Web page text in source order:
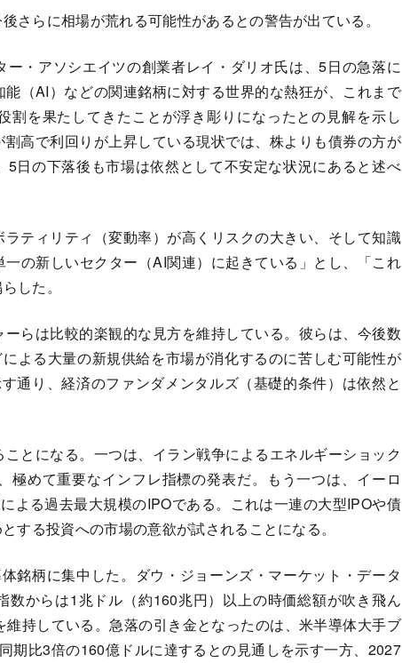
さらに相場が荒れる可能性があるとの警告が出ている。
・アソシエイツの創業者レイ・ダリオ氏は、5日の急落に
（AI）などの関連銘柄に対する世界的な熱狂が、これまで
割を果たしてきたことが浮き彫りになったとの見解を示し
高で利回りが上昇している現状では、株よりも債券の方が
日の下落後も市場は依然として不安定な状況にあると述べ
ティリティ（変動率）が高くリスクの大きい、そして知識
の新しいセクター（AI関連）に起きている」とし、「これ
した。
らは比較的楽観的な見方を維持している。彼らは、今後数
よる大量の新規供給を市場が消化するのに苦しむ可能性が
通り、経済のファンダメンタルズ（基礎的条件）は依然と
とになる。一つは、イラン戦争によるエネルギーショック
極めて重要なインフレ指標の発表だ。もう一つは、イーロ
よる過去最大規模のIPOである。これは一連の大型IPOや債
する投資への市場の意欲が試されることになる。
銘柄に集中した。ダウ・ジョーンズ・マーケット・データ
数からは1兆ドル（約160兆円）以上の時価総額が吹き飛ん
持している。急落の引き金となったのは、米半導体大手ブ
期比3倍の160億ドルに達するとの見通しを示す一方、2027